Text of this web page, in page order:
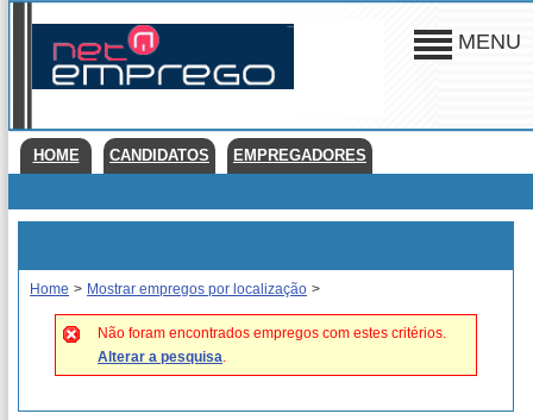
MENU
HOME CANDIDATOS EMPREGADORES
Home > Mostrar empregos por localização >
Não foram encontrados empregos com estes critérios.
Alterar a pesquisa.